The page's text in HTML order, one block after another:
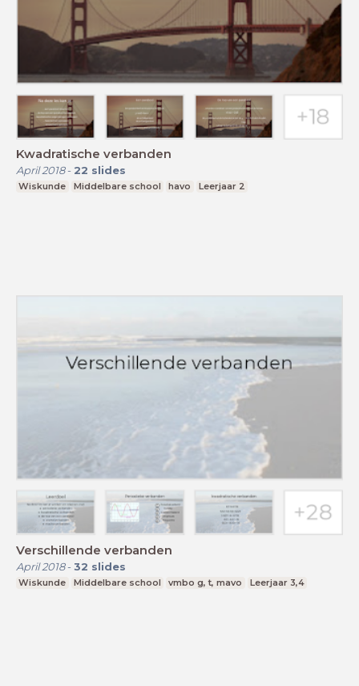
Kwadratische verbanden
April 2018- 22 slides
Wiskunde Middelbare school havo Leerjaar 2
Verschillende verbanden
April 2018- 32 slides
Wiskunde Middelbare school vmbo g, t, mavo Leerjaar 3,4